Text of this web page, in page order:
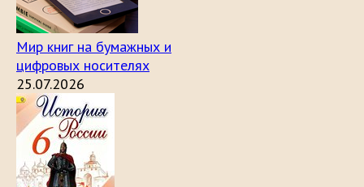
Мир книг на бумажных и
цифровых носителях
25.07.2026